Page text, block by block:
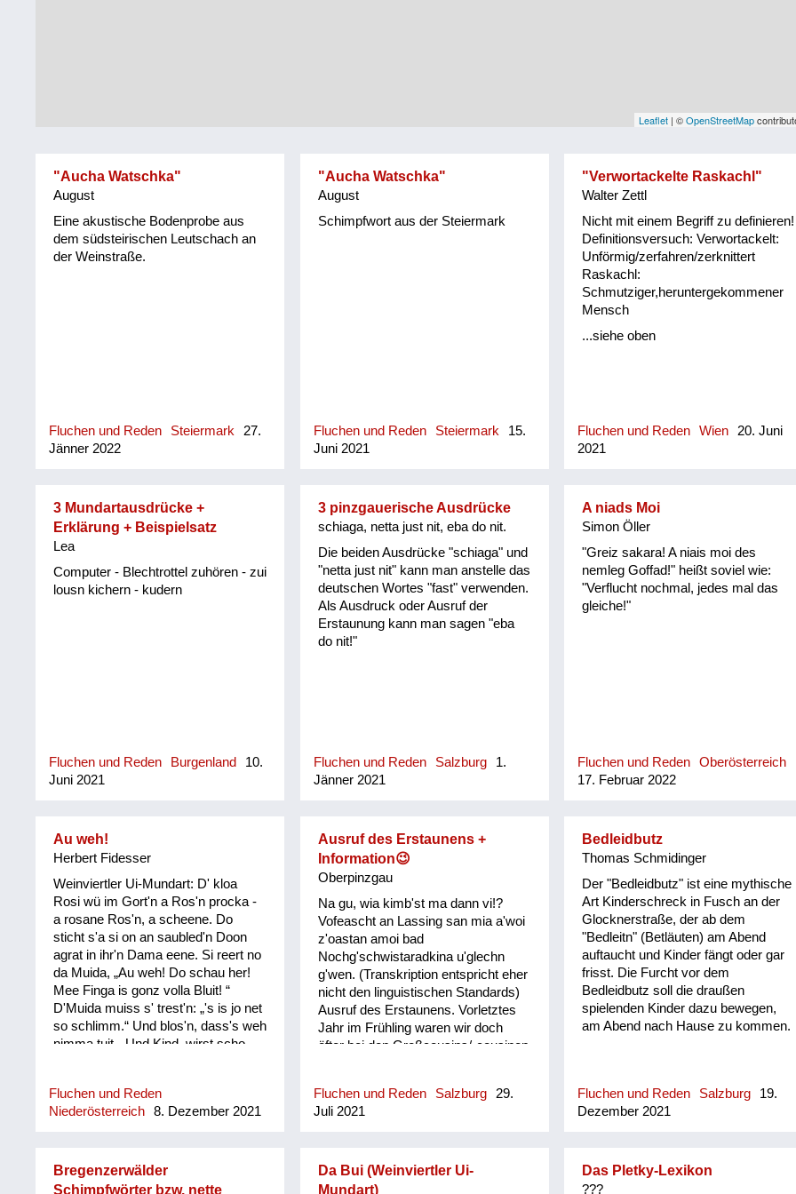
Leaflet | ©OpenStreetMap
"Aucha Watschka"
August
Eine akustische Bodenprobe aus
dem südsteirischen Leutschach an
der Weinstraße.
Fluchen und Reden Steiermark
27.
Jänner 2022
"Aucha Watschka"
August
Schimpfwort aus der Steiermark
Fluchen und Reden Steiermark
15.
Juni 2021
"Verwortackelte Raskachl"
Walter Zettl
Nicht mit einem Begriff zu definieren!
Definitionsversuch: Verwortackelt:
Unförmig/zerfahren/zerknittert
Raskachl:
Schmutziger,heruntergekommener
Mensch
...siehe oben
Fluchen und Reden Wien
20. Juni
2021
3 Mundartausdrücke +
Erklärung + Beispielsatz
Lea
Computer - Blechtrottel zuhören - zui
lousn kichern - kudern
Fluchen und Reden Burgenland
10.
Juni 2021
3 pinzgauerische Ausdrücke
schiaga, netta just nit, eba do nit.
Die beiden Ausdrücke "schiaga" und
"netta just nit" kann man anstelle das
deutschen Wortes "fast" verwenden.
Als Ausdruck oder Ausruf der
Erstaunung kann man sagen "eba
do nit!"
Fluchen und Reden Salzburg
1.
Jänner 2021
A niads Moi
Simon Öller
"Greiz sakara! A niais moi des
nemleg Goffad!" heißt soviel wie:
"Verflucht nochmal, jedes mal das
gleiche!"
Fluchen und Reden
Oberösterreich
17. Februar 2022
Au weh!
Herbert Fidesser
Weinviertler Ui-Mundart: D' kloa
Rosi wü im Gort'n a Ros'n procka -
a rosane Ros'n, a scheene. Do
sticht s'a si on an saubled'n Doon
agrat in ihr'n Dama eene. Si reert no
da Muida, „Au weh! Do schau her!
Mee Finga is gonz volla Bluit! “
D'Muida muiss s' trest'n: „'s is jo net
so schlimm.“ Und blos'n, dass's weh
nimma tuit. „Und Kind, wirst scho
Rosi erscht recht o ins Plaz'n: "Und
wonn… und wonn… und wonn…
Fluchen und Reden
Niederösterreich
8. Dezember 2021
Ausruf des Erstaunens +
Information😉
Oberpinzgau
Na gu, wia kimb'st ma dann vi!?
Vofeascht an Lassing san mia a'woi
z'oastan amoi bad
Nochg'schwistaradkina u'glechn
g'wen. (Transkription entspricht eher
nicht den linguistischen Standards)
Ausruf des Erstaunens. Vorletztes
Jahr im Frühling waren wir doch
öfter bei den Großcousins/-cousinen
sondern, dass man dort zu tun hatte
bzw. die dortige Anwesenheit einen
Fluchen und Reden Salzburg
29.
Juli 2021
Bedleidbutz
Thomas Schmidinger
Der "Bedleidbutz" ist eine mythische
Art Kinderschreck in Fusch an der
Glocknerstraße, der ab dem
"Bedleitn" (Betläuten) am Abend
auftaucht und Kinder fängt oder gar
frisst. Die Furcht vor dem
Bedleidbutz soll die draußen
spielenden Kinder dazu bewegen,
am Abend nach Hause zu kommen.
Fluchen und Reden Salzburg
19.
Dezember 2021
Bregenzerwälder
Schimpfwörter bzw. nette
Da Bui (Weinviertler Ui-
Mundart)
Das Pletky-Lexikon
???